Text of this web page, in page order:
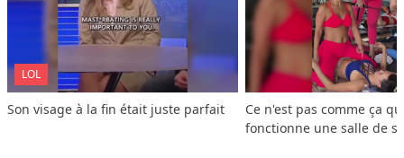
LOL
Son visage à la fin était juste parfait
Ce n'est pas comme ça
fonctionne une salle de